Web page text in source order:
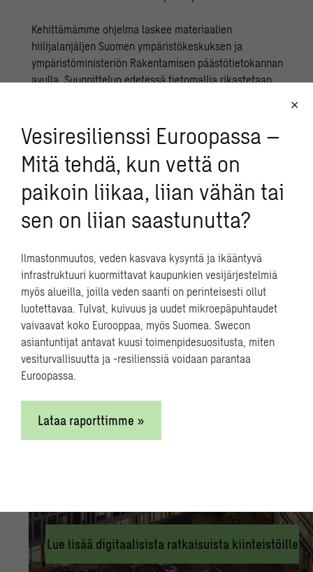
Kehittämämme ohjelma laskee materiaalien
hiilijalanjäljen Suomen ympäristökeskuksen ja
ympäristöministeriön Rakentamisen päästötietokannan
avulla. Suunnittelun edetessä tietomallia rikastetaan
vaiheissa, ja automatisoitu hiililaskenta lisää eri
osapuolten tietoisuutta rakentamisen
ympäristövaikutuksista.
Digitaaliset ratkaisut
kiinteistöille
Digitaalisilla palveluilla tehostetaan
rakennushankkeiden suunnittelua ja toteutusta sekä
tiedon virtausta kiinteistöjen ylläpitoon. Tarjoamme
moderneja automaatio- ja robotiikkateknologioita sekä
simulointi- ja optimointityökaluja. Päätöksentekoa
Lue lisää digitaalisista ratkaisuista kiinteistöille
Vesiresilienssi Euroopassa –
Mitä tehdä, kun vettä on
paikoin liikaa, liian vähän tai
sen on liian saastunutta?
Ilmastonmuutos, veden kasvava kysyntä ja ikääntyvä
infrastruktuuri kuormittavat kaupunkien vesijärjestelmiä
myös alueilla, joilla veden saanti on perinteisesti ollut
luotettavaa. Tulvat, kuivuus ja uudet mikroepäpuhtaudet
vaivaavat koko Eurooppaa, myös Suomea. Swecon
asiantuntijat antavat kuusi toimenpidesuositusta, miten
vesiturvallisuutta ja -resilienssiä voidaan parantaa
Euroopassa.
Lataa raporttimme »